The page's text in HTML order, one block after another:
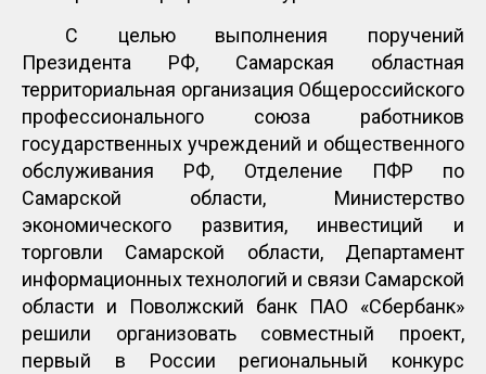
С целью выполнения поручений
Президента РФ, Самарская областная
территориальная организация Общероссийского
профессионального союза работников
государственных учреждений и общественного
обслуживания РФ, Отделение ПФР по
Самарской области, Министерство
экономического развития, инвестиций и
торговли Самарской области, Департамент
информационных технологий и связи Самарской
области и Поволжский банк ПАО «Сбербанк»
решили организовать совместный проект,
первый в России региональный конкурс